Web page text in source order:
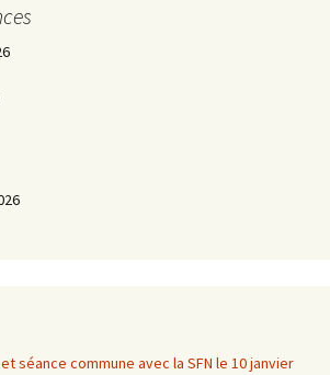
séance commune avec la SFN le 10 janvier